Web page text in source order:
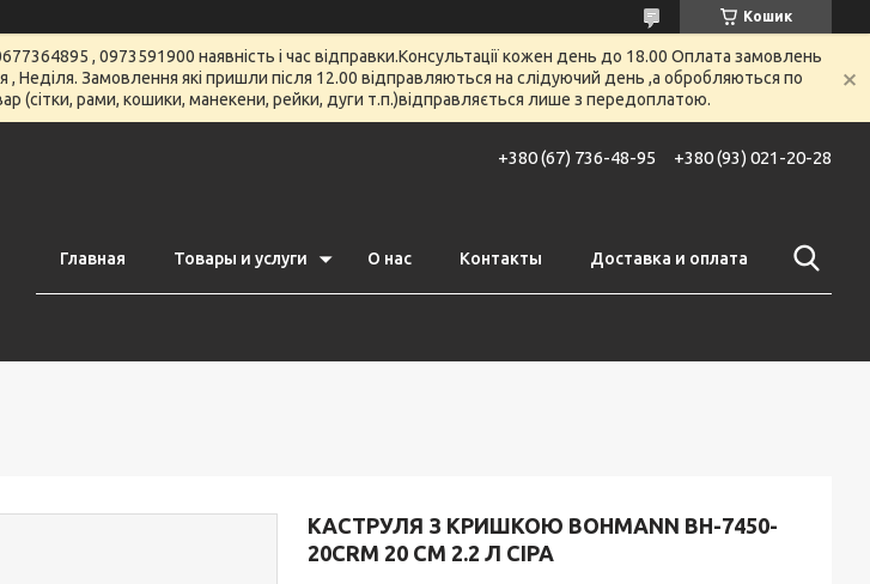
Кошик
, 0973591900 наявність і час відправки.Консультації кожен день до 18.00 Оплата замовлень
, Неділя. Замовлення які пришли після 12.00 відправляються на слідуючий день ,а обробляються по
(сітки, рами, кошики, манекени, рейки, дуги т.п.)відправляється лише з передоплатою.
+380 (67) 736-48-95 +380 (93) 021-20-28
Главная Товары и услуги О нас Контакты Доставка и оплата
КАСТРУЛЯ З КРИШКОЮ BOHMANN BH-7450-
20CRM 20 СМ 2.2 Л СІРА